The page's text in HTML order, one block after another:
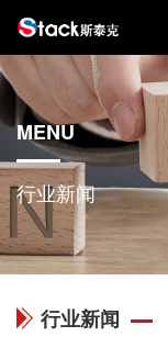
MENU
行业新闻
行业新闻